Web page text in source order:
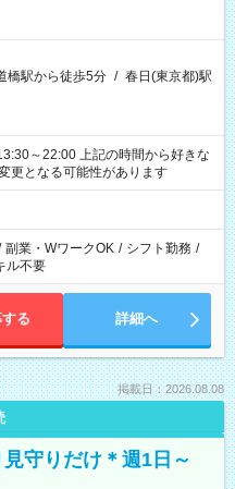
橋駅から徒歩5分 / 春日(東京都)駅
の時間から好きな
更となる可能性があります
副業・WワークOK / シフト勤務 /
ル不要
る 詳細へ
掲載日：2026.08.08
守りだけ＊週1日～